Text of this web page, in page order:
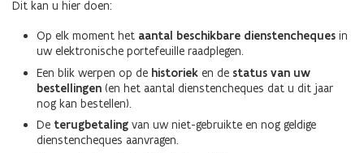
Dit kan u hier doen:
Op elk moment het aantal beschikbare dienstencheques in
uw elektronische portefeuille raadplegen.
Een blik werpen op de historiek en de status van uw
bestellingen (en het aantal dienstencheques dat u dit jaar
nog kan bestellen).
De terugbetaling van uw niet-gebruikte en nog geldige
dienstencheques aanvragen.